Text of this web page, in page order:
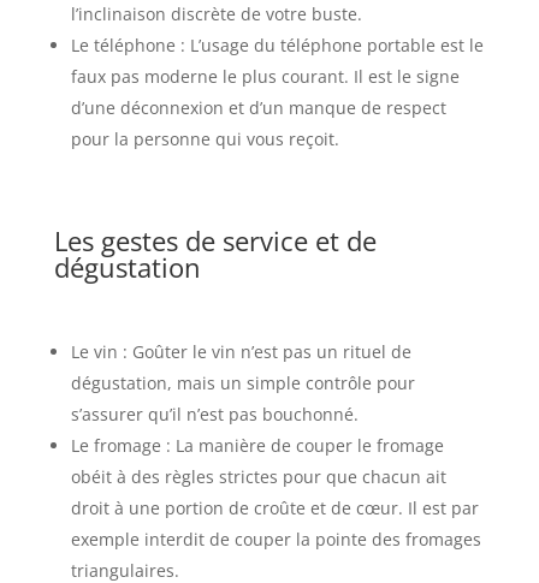
l’inclinaison discrète de votre buste.
Le téléphone : L’usage du téléphone portable est le
faux pas moderne le plus courant. Il est le signe
d’une déconnexion et d’un manque de respect
pour la personne qui vous reçoit.
Les gestes de service et de
dégustation
Le vin : Goûter le vin n’est pas un rituel de
dégustation, mais un simple contrôle pour
s’assurer qu’il n’est pas bouchonné.
Le fromage : La manière de couper le fromage
obéit à des règles strictes pour que chacun ait
droit à une portion de croûte et de cœur. Il est par
exemple interdit de couper la pointe des fromages
triangulaires.